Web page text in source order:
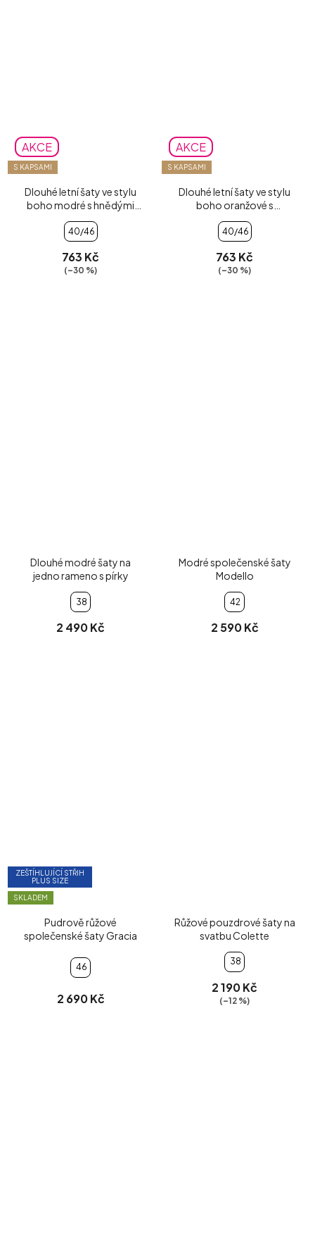
AKCE
S KAPSAMI
Dlouhé letní šaty ve stylu
boho modré s hnědými
vzory
40/46
763 Kč
(–30 %)
AKCE
S KAPSAMI
Dlouhé letní šaty ve stylu
boho oranžové s
fuchsiovými květy
40/46
763 Kč
(–30 %)
Dlouhé modré šaty na
jedno rameno s pírky
38
2 490 Kč
Modré společenské šaty
Modello
42
2 590 Kč
ZEŠTÍHLUJÍCÍ STŘIH
PLUS SIZE
SKLADEM
Pudrově růžové
společenské šaty Gracia
46
2 690 Kč
Růžové pouzdrové šaty na
svatbu Colette
38
2 190 Kč
(–12 %)